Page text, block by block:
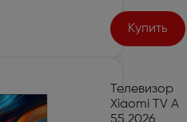
Купить
Телевизор
Xiaomi TV A
55 2026